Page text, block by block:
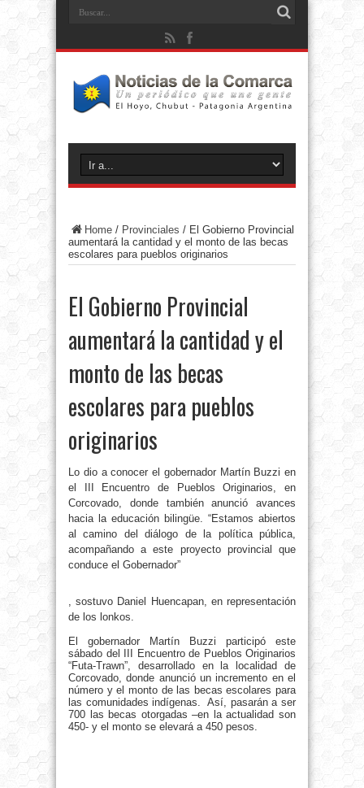
Home / Provinciales / El Gobierno Provincial
aumentará la cantidad y el monto de las becas
escolares para pueblos originarios
El Gobierno Provincial
aumentará la cantidad y el
monto de las becas
escolares para pueblos
originarios
Lo dio a conocer el gobernador Martín Buzzi en
el III Encuentro de Pueblos Originarios, en
Corcovado, donde también anunció avances
hacia la educación bilingüe. “Estamos abiertos
al camino del diálogo de la política pública,
acompañando a este proyecto provincial que
conduce el Gobernador”
, sostuvo Daniel Huencapan, en representación
de los lonkos.
El gobernador Martín Buzzi participó este
sábado del III Encuentro de Pueblos Originarios
“Futa-Trawn”, desarrollado en la localidad de
Corcovado, donde anunció un incremento en el
número y el monto de las becas escolares para
las comunidades indígenas. Así, pasarán a ser
700 las becas otorgadas –en la actualidad son
450- y el monto se elevará a 450 pesos.